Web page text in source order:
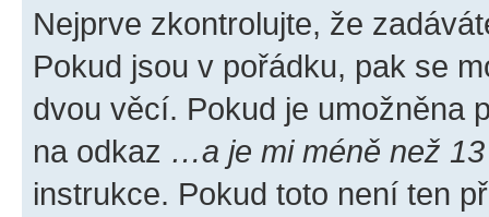
Nejprve zkontrolujte, že
Pokud jsou v pořádku, pak se
dvou věcí. Pokud je umožněna
na odkaz …a je mi méně než
instrukce. Pokud toto není ten